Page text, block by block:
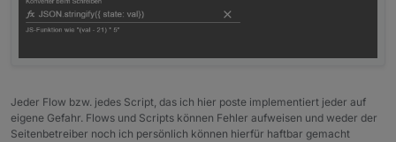
Jeder Flow bzw. jedes Script, das ich hier poste implementiert jeder auf
eigene Gefahr. Flows und Scripts können Fehler aufweisen und weder der
Seitenbetreiber noch ich persönlich können hierfür haftbar gemacht